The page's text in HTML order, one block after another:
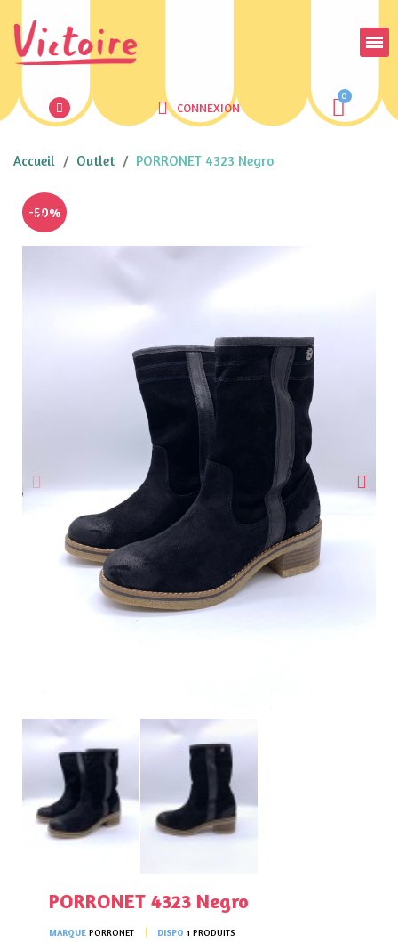
CONNEXION
Accueil Outlet PORRONET 4323 Negro
-50%
PORRONET 4323 Negro
MARQUE PORRONET DISPO 1 PRODUITS